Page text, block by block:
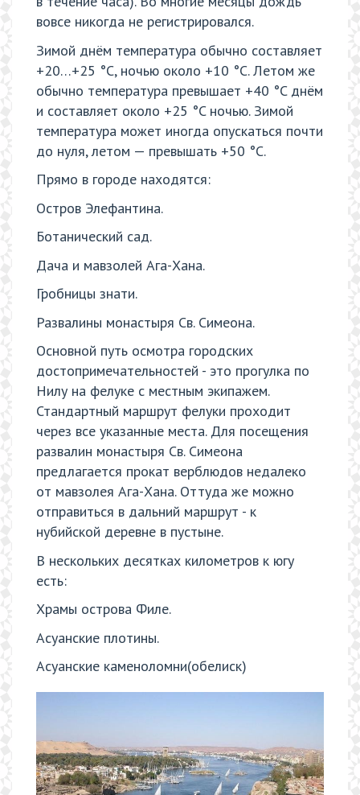
вовсе никогда не регистрировался.
Зимой днём температура обычно составляет
+20…+25 °C, ночью около +10 °C. Летом же
обычно температура превышает +40 °C днём
и составляет около +25 °C ночью. Зимой
температура может иногда опускаться почти
до нуля, летом — превышать +50 °C.
Прямо в городе находятся:
Остров Элефантина.
Ботанический сад.
Дача и мавзолей Ага-Хана.
Гробницы знати.
Развалины монастыря Св. Симеона.
Основной путь осмотра городских
достопримечательностей - это прогулка по
Нилу на фелуке с местным экипажем.
Стандартный маршрут фелуки проходит
через все указанные места. Для посещения
развалин монастыря Св. Симеона
предлагается прокат верблюдов недалеко
от мавзолея Ага-Хана. Оттуда же можно
отправиться в дальний маршрут - к
нубийской деревне в пустыне.
В нескольких десятках километров к югу
есть:
Храмы острова Филе.
Асуанские плотины.
Асуанские каменоломни(обелиск)